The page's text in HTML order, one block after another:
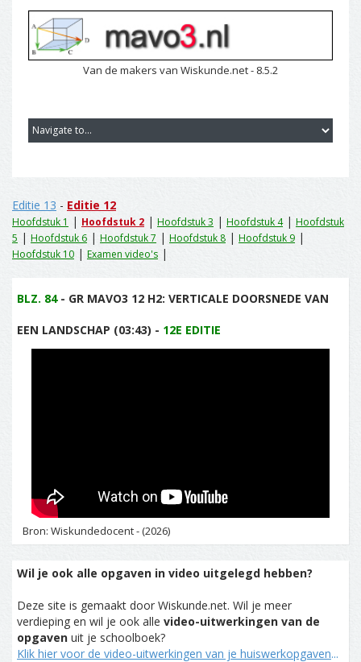
Van de makers van Wiskunde.net - 8.5.2
Editie 13 - Editie 12
Hoofdstuk 1 | Hoofdstuk 2 | Hoofdstuk 3 | Hoofdstuk 4| Hoofdstuk
5 | Hoofdstuk 6 | Hoofdstuk 7 | Hoofdstuk 8 | Hoofdstuk 9 |
Hoofdstuk 10 | Examen video's |
BLZ. 84- GR MAVO3 12 H2: VERTICALE DOORSNEDE VAN
EEN LANDSCHAP (03:43) - 12E EDITIE
Bron: Wiskundedocent - (2026)
Wil je ook alle opgaven in video uitgelegd hebben?
Deze site is gemaakt door Wiskunde.net. Wil je meer
verdieping en wil je ook alle video-uitwerkingen van de
opgaven uit je schoolboek?
Klik hier voor de video-uitwerkingen van je huiswerkopgaven...